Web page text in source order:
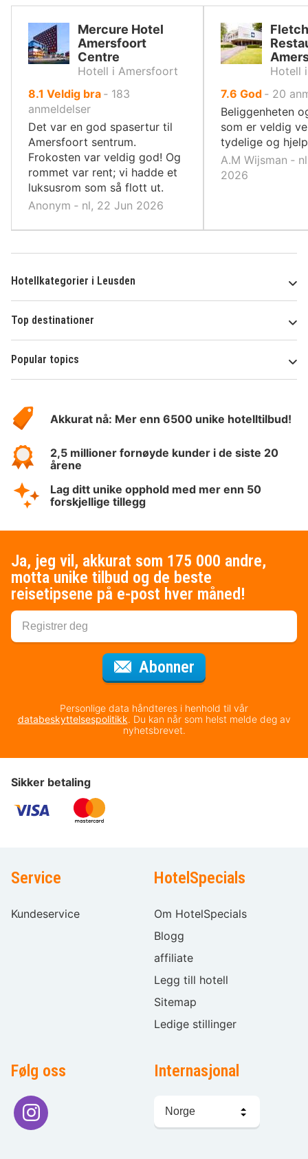
Mercure Hotel
Amersfoort
Centre
Hotell i Amersfoort
8.1 av
10,
Veldig bra ‐ 183
anmeldelser
Det var en god spasertur til
Amersfoort sentrum.
Frokosten var veldig god! Og
rommet var rent; vi hadde et
luksusrom som så flott ut.
Anonym ‐ nl, 22 Jun 2026
Hotell
7.6 av
10,
God ‐ 20
Beliggenheten
som er veldig
tydelige og
A.M Wijsman ‐
2026
Hotellkategorier i Leusden
Top destinationer
Popular topics
Hotelspecials
Akkurat nå: Mer enn 6500 unike hotelltilbud!
2,5 millioner fornøyde kunder i de siste 20
årene
Lag ditt unike opphold med mer enn 50
forskjellige tillegg
Ja, jeg vil, akkurat som 175 000 andre,
motta unike tilbud og de beste
reisetipsene på e-post hver måned!
Abonner
Personlige data håndteres i henhold til vår
databeskyttelsespolitikk. Du kan når som helst melde deg av
nyhetsbrevet.
Sikker betaling
Service
Kundeservice
HotelSpecials
Om HotelSpecials
Blogg
affiliate
Legg till hotell
Sitemap
Ledige stillinger
Følg oss Internasjonal